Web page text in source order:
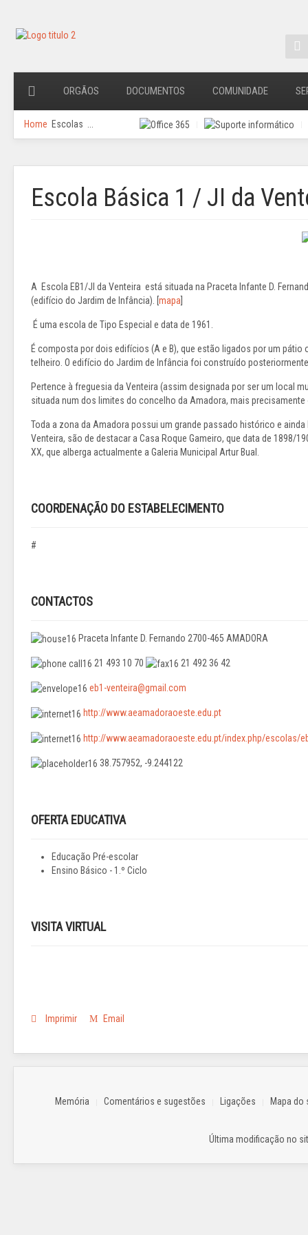
ORGÃOS DOCUMENTOS COMUNIDADE
Home Escolas
Escola Básica 1 / JI da
A Escola EB1/JI da Venteira está situada na Praceta Infante D.
(edifício do Jardim de Infância). [mapa]
É uma escola de Tipo Especial e data de 1961.
É composta por dois edifícios (A e B), que estão ligados por um
telheiro. O edifício do Jardim de Infância foi construído
Pertence à freguesia da Venteira (assim designada por ser um local
situada num dos limites do concelho da Amadora, mais
Toda a zona da Amadora possui um grande passado histórico e
Venteira, são de destacar a Casa Roque Gameiro, que data de 1898/
XX, que alberga actualmente a Galeria Municipal Artur Bual.
COORDENAÇÃO DO ESTABELECIMENTO
#
CONTACTOS
Praceta Infante D. Fernando 2700-465 AMADORA
21 493 10 70 21 492 36 42
eb1-venteira@gmail.com
http://www.aeamadoraoeste.edu.pt
http://www.aeamadoraoeste.edu.pt/index.php/escolas/
38.757952, -9.244122
OFERTA EDUCATIVA
Educação Pré-escolar
Ensino Básico - 1.º Ciclo
VISITA VIRTUAL
Imprimir Email
Memória Comentários e sugestões Ligações Mapa do
Última modificação no